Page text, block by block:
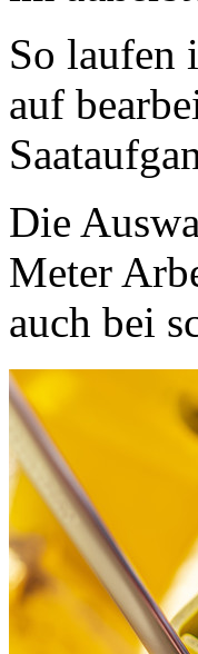
So laufen
auf
Die
Meter
auch bei